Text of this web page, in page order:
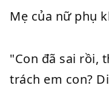
Mẹ của nữ phụ
"Con đã sai rồi,
trách em con?